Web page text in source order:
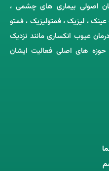
اصولی بیماری ‌های چشمی ،
، لیزیک ، فمتولیزیک ، فمتو
عیوب انکساری مانند نزدیک
حوزه‌ های اصلی فعالیت ایشان